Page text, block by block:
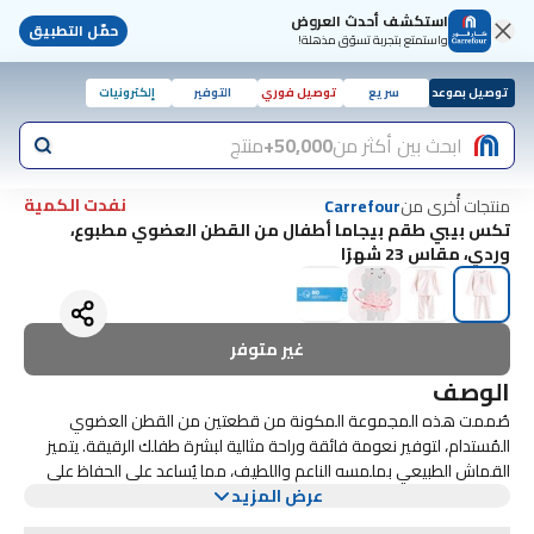
استكشف أحدث العروض
واستمتع بتجربة تسوّق مذهلة! حمّل التطبيق
توصيل بموعد سريع توصيل فوري التوفير إلكترونيات
ابحث بين أكثر من50,000+ منتج
منتجات أُخرى منCarrefour
نفدت الكمية
تكس بيبي طقم بيجاما أطفال من القطن العضوي مطبوع،
وردي، مقاس 23 شهرًا
غير متوفر
الوصف
صُممت هذه المجموعة المكونة من قطعتين من القطن العضوي
المُستدام، لتوفير نعومة فائقة وراحة مثالية لبشرة طفلك الرقيقة. يتميز
القماش الطبيعي بملمسه الناعم واللطيف، مما يُساعد على الحفاظ على
راحة طفلك طوال الليل مع السماح بتدفق الهواء بشكل مناسب. يتميز
عرض المزيد